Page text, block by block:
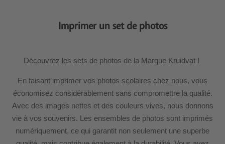
Imprimer un set de photos
Découvrez les sets de photos de la Marque Kruidvat !
En faisant imprimer vos photos scolaires chez nous, vous
économisez considérablement sans compromettre la qualité.
Avec des images nettes et des couleurs vives, nous donnons
vie à vos souvenirs. Les ensembles de photos sont imprimés
numériquement, ce qui garantit non seulement une superbe